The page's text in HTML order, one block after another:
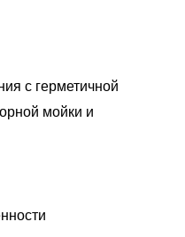
с герметичной
мойки и